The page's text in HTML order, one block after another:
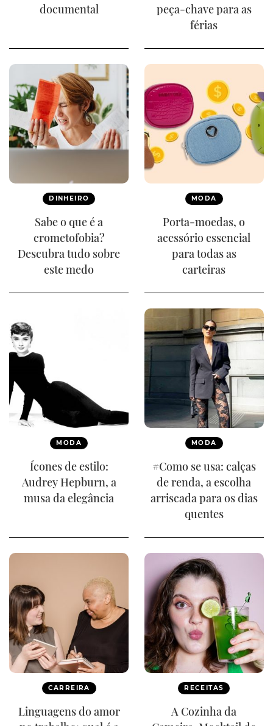
documental
peça-chave para as
férias
DINHEIRO
Sabe o que é a
crometofobia?
Descubra tudo sobre
este medo
MODA
Porta-moedas, o
acessório essencial
para todas as
carteiras
MODA
Ícones de estilo:
Audrey Hepburn, a
musa da elegância
MODA
#Como se usa: calças
de renda, a escolha
arriscada para os dias
quentes
CARREIRA
Linguagens do amor
RECEITAS
A Cozinha da